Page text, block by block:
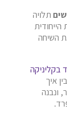
תלויה
השיחה
איך
ונבנה